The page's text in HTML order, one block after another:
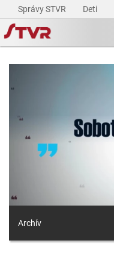
Správy STVR Deti
Archív